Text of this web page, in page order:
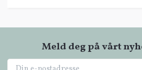
Meld deg på vårt